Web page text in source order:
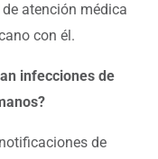
atención médica
con él.
infecciones de
de